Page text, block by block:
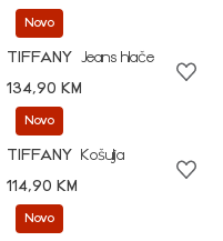
Novo
TIFFANY
Jeans hlače
134,90 KM
Novo
TIFFANY
Košulja
114,90 KM
Novo